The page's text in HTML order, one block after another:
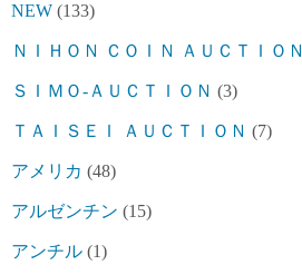
NEW (133)
ＮＩＨＯＮ ＣＯＩＮ ＡＵＣＴＩＯＮ
ＳＩＭＯ-ＡＵＣＴＩＯＮ (3)
ＴＡＩＳＥＩ ＡＵＣＴＩＯＮ (7)
アメリカ (48)
アルゼンチン (15)
アンチル (1)